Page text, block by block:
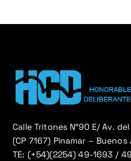
Calle Tritones N°90 E/ Av.
(CP 7167) Pinamar –
TE: (+54)(2254) 49-1693 /